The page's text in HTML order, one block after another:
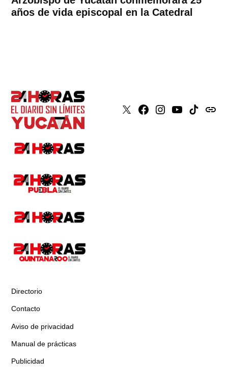
años de vida episcopal en la Catedral
X Faceboook
Instagram
YoutubeTiktokissuu
Directorio
Contacto
Aviso de privacidad
Manual de prácticas
Publicidad